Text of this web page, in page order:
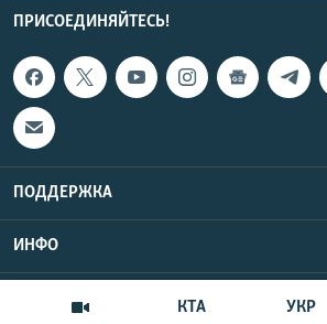
КТА УКР
ПРИСОЕДИНЯЙТЕСЬ!
ПОДДЕРЖКА
ИНФО
Copyright Крым.Реалии, 2026 |
UTC+3